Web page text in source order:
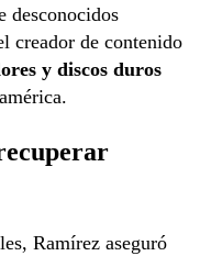
desconocidos
creador de contenido
y discos duros
Ramírez aseguró